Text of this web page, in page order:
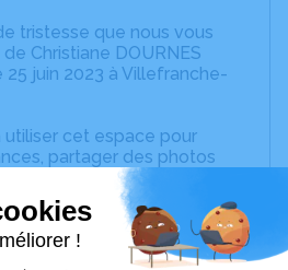
tristesse que nous vous
Christiane DOURNES
juin 2023 à Villefranche-
utiliser cet espace pour
partager des photos
ou exprimer vos pensées
ou des textes. Cet endroit
dédié à honorer la
DOURNES.